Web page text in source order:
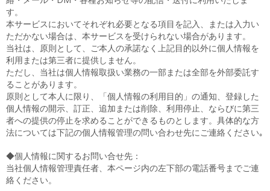
す。
本サービスにおいてそれぞれ必要となる項目を記入、または入力い
ただかない場合は、本サービスを受けられない場合があります。
当社は、原則として、ご本人の承諾なく上記目的以外に個人情報を
利用または第三者に提供しません。
ただし、当社は個人情報取扱い業務の一部または全部を外部委託す
ることがあります。
原則として本人に限り、「個人情報の利用目的」の通知、登録した
個人情報の開示、訂正、追加または削除、利用停止、ならびに第三
者への提供の停止を求めることができるものとします。具体的な方
法については下記の個人情報管理の問い合わせ先にご連絡ください｡
◆個人情報に関するお問い合せ先：
当社個人情報管理責任者、本ページ内の左下部の電話番号までご連
絡ください。